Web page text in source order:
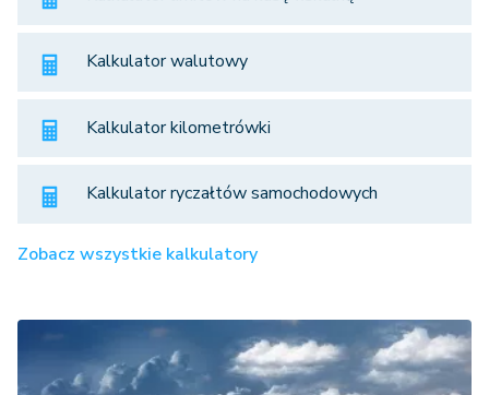
Kalkulator walutowy
Kalkulator kilometrówki
Kalkulator ryczałtów samochodowych
Zobacz wszystkie kalkulatory